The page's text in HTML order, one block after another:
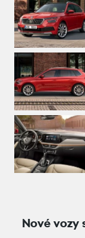
Nové vozy